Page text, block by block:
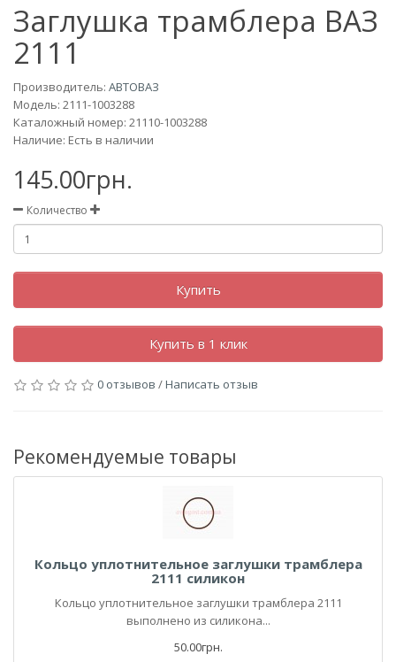
Заглушка трамблера ВАЗ
2111
Производитель: АВТОВАЗ
Модель: 2111-1003288
Каталожный номер: 21110-1003288
Наличие: Есть в наличии
145.00грн.
Количество
Купить
Купить в 1 клик
0 отзывов /Написать отзыв
Рекомендуемые товары
Кольцо уплотнительное заглушки трамблера
2111 силикон
Кольцо уплотнительное заглушки трамблера 2111
выполнено из силикона...
50.00грн.